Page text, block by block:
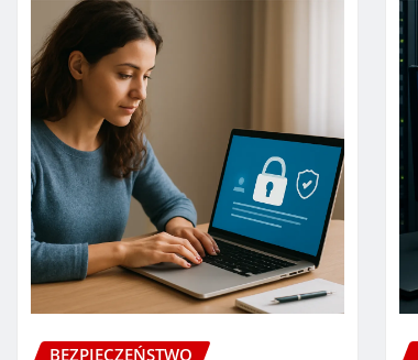
BEZPIECZEŃSTWO